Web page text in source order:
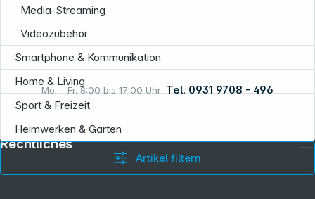
Mo. – Fr. 8:00 bis 17:00 Uhr: Tel. 0931 9708 - 496
Media-Streaming
Videozubehör
Smartphone & Kommunikation
Home & Living
Sport & Freizeit
Heimwerken & Garten
Artikel filtern
Rechtliches